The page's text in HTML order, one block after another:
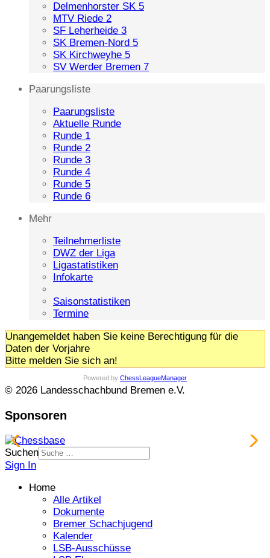
Delmenhorster SK 5
MTV Riede 2
SF Leherheide 3
SK Bremen-Nord 5
SK Kirchweyhe 5
SV Werder Bremen 7
Paarungsliste
Paarungsliste
Aktuelle Runde
Runde 1
Runde 2
Runde 3
Runde 4
Runde 5
Runde 6
Mehr
Teilnehmerliste
DWZ der Liga
Ligastatistiken
Infokarte
Saisonstatistiken
Termine
Unangemeldet haben Sie keine Berechtigung für die
Daten der Vorjahre
Bitte melden Sie sich an!
Powered by ChessLeagueManager
© 2026 Landesschachbund Bremen e.V.
Sponsoren
Suchen
Sign In
Home
Alle Artikel
Dokumente
Bremer Schachjugend
Kalender
LSB-Ausschüsse